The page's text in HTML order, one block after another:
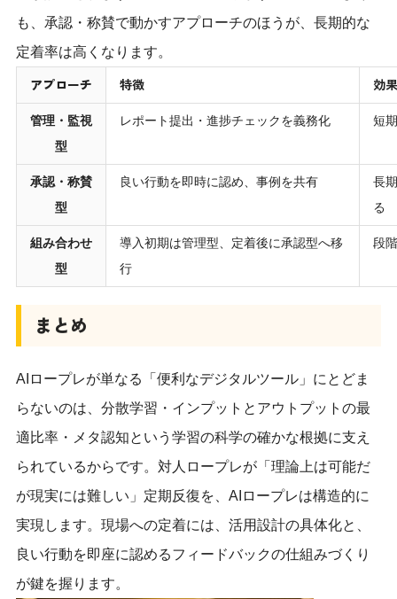
も、承認・称賛で動かすアプローチのほうが、長期的な
定着率は高くなります。
アプローチ 特徴 効
管理・監視
型
レポート提出・進捗チェックを義務化 短
承認・称賛
型
良い行動を即時に認め、事例を共有
長
る
組み合わせ
型
導入初期は管理型、定着後に承認型へ移
行
段
まとめ
AIロープレが単なる「便利なデジタルツール」にとどま
らないのは、分散学習・インプットとアウトプットの最
適比率・メタ認知という学習の科学の確かな根拠に支え
られているからです。対人ロープレが「理論上は可能だ
が現実には難しい」定期反復を、AIロープレは構造的に
実現します。現場への定着には、活用設計の具体化と、
良い行動を即座に認めるフィードバックの仕組みづくり
が鍵を握ります。